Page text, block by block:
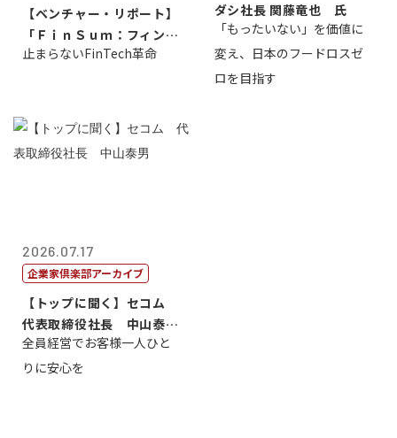
【ベンチャー・リポート】
「ＦｉｎＳｕｍ：フィンテ
ック・サミッ...
止まらないFinTech革命
ダシ社長 関藤竜也 氏
「もったいない」を価値に
変え、日本のフードロスゼ
ロを目指す
2026.07.17
企業家倶楽部アーカイブ
【トップに聞く】セコム
代表取締役社長 中山泰
男
全員経営でお客様一人ひと
りに安心を